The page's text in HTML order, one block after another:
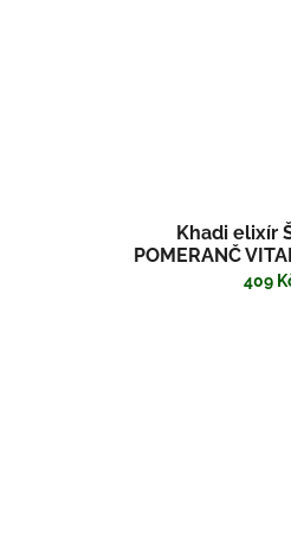
Khadi elixír
POMERANČ
409